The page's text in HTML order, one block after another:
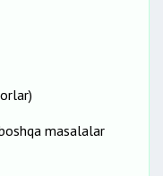
masalalar